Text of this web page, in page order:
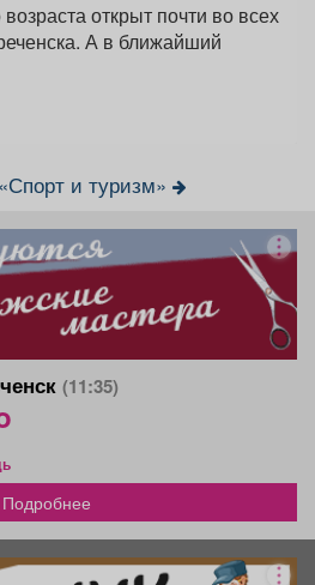
открыт почти во всех
А в ближайший
и туризм»
(11:35)
Подробнее